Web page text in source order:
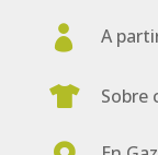
 A
 Sobre